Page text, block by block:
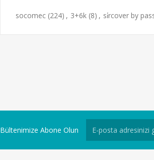
socomec (224) , 3+6k (8) , si̇rcover by
Bültenimize Abone Olun